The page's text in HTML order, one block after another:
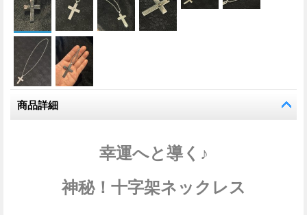
商品詳細
幸運へと導く♪
神秘！十字架ネックレス